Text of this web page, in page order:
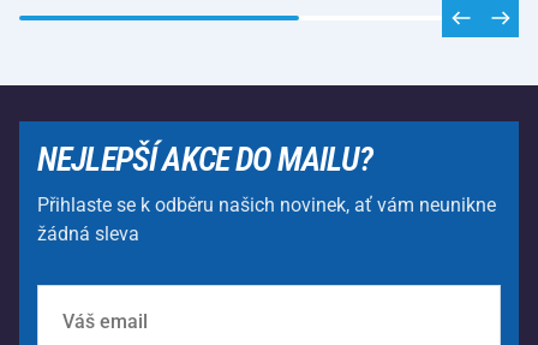
NEJLEPŠÍ AKCE DO MAILU?
Přihlaste se k odběru našich novinek, ať vám neunikne
žádná sleva